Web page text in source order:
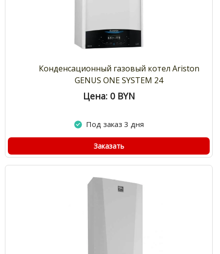
Конденсационный газовый котел Ariston
GENUS ONE SYSTEM 24
Цена: 0 BYN
Под заказ 3 дня
Заказать